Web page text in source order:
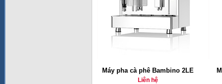
Máy pha cà phê Bambino 2LE
Liên hệ